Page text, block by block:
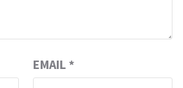
EMAIL *